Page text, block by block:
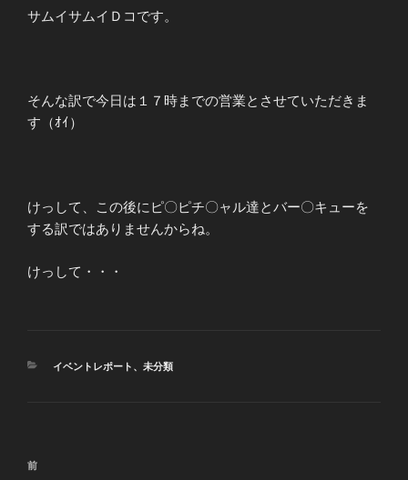
サムイサムイＤコです。
そんな訳で今日は１７時までの営業とさせていただきま
す（ｵｲ）
けっして、この後にピ〇ピチ〇ャル達とバー〇キューを
する訳ではありませんからね。
けっして・・・
カ
イベントレポート 、 未分類
投
前
前